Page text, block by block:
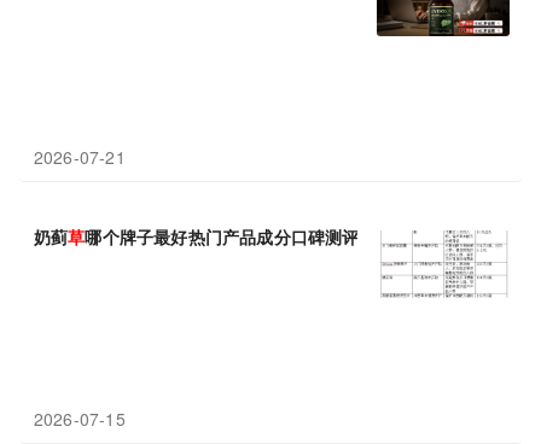
2026-07-21
奶蓟草哪个牌子最好热门产品成分口碑测评指南
2026-07-15